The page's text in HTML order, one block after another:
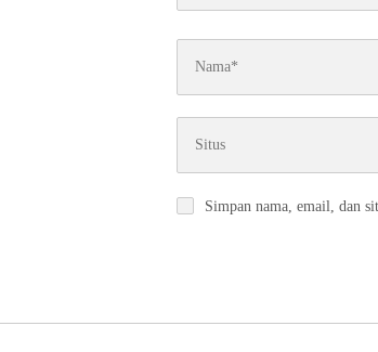
Simpan nama, email, dan